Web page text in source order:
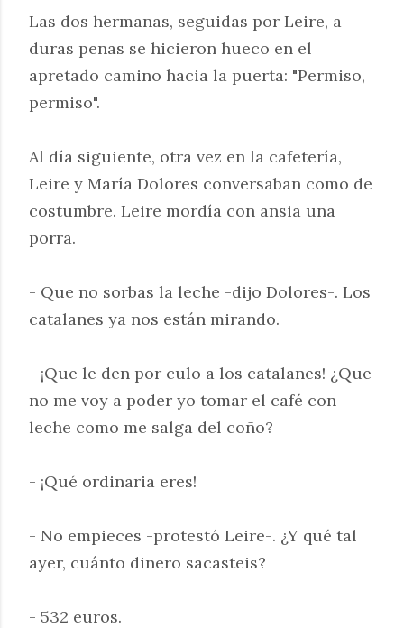
Las dos hermanas, seguidas por Leire, a
duras penas se hicieron hueco en el
apretado camino hacia la puerta: "Permiso,
permiso".
Al día siguiente, otra vez en la cafetería,
Leire y María Dolores conversaban como de
costumbre. Leire mordía con ansia una
porra.
- Que no sorbas la leche -dijo Dolores-. Los
catalanes ya nos están mirando.
- ¡Que le den por culo a los catalanes! ¿Que
no me voy a poder yo tomar el café con
leche como me salga del coño?
- ¡Qué ordinaria eres!
- No empieces -protestó Leire-. ¿Y qué tal
ayer, cuánto dinero sacasteis?
- 532 euros.